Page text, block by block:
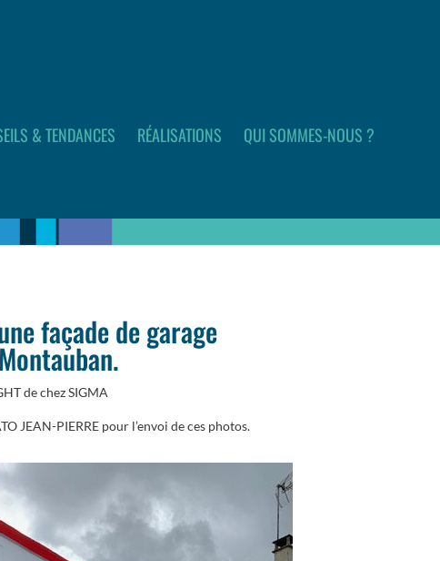
& TENDANCES RÉALISATIONS
QUI SOMMES-NOUS ?
façade de garage
de chez SIGMA
JEAN-PIERRE pour l’envoi de ces photos.